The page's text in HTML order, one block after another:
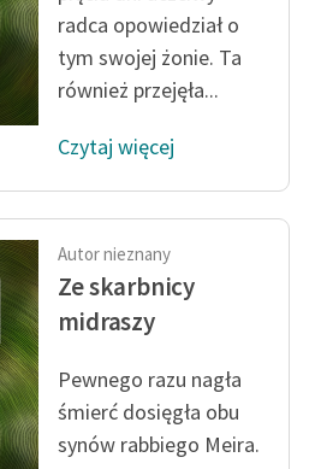
radca opowiedział o
tym swojej żonie. Ta
również przejęła...
Czytaj więcej
Autor nieznany
Ze skarbnicy
midraszy
Pewnego razu nagła
śmierć dosięgła obu
synów rabbiego Meira.